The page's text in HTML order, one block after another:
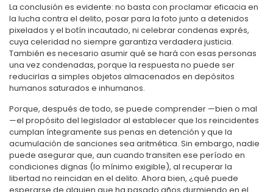
La conclusión es evidente: no basta con proclamar eficacia en
la lucha contra el delito, posar para la foto junto a detenidos
pixelados y el botín incautado, ni celebrar condenas exprés,
cuya celeridad no siempre garantiza verdadera justicia.
También es necesario asumir qué se hará con esas personas
una vez condenadas, porque la respuesta no puede ser
reducirlas a simples objetos almacenados en depósitos
humanos saturados e inhumanos.
Porque, después de todo, se puede comprender —bien o mal
—el propósito del legislador al establecer que los reincidentes
cumplan íntegramente sus penas en detención y que la
acumulación de sanciones sea aritmética. Sin embargo, nadie
puede asegurar que, aun cuando transiten ese período en
condiciones dignas (lo mínimo exigible), al recuperar la
libertad no reincidan en el delito. Ahora bien, ¿qué puede
esperarse de alguien que ha pasado años durmiendo en el